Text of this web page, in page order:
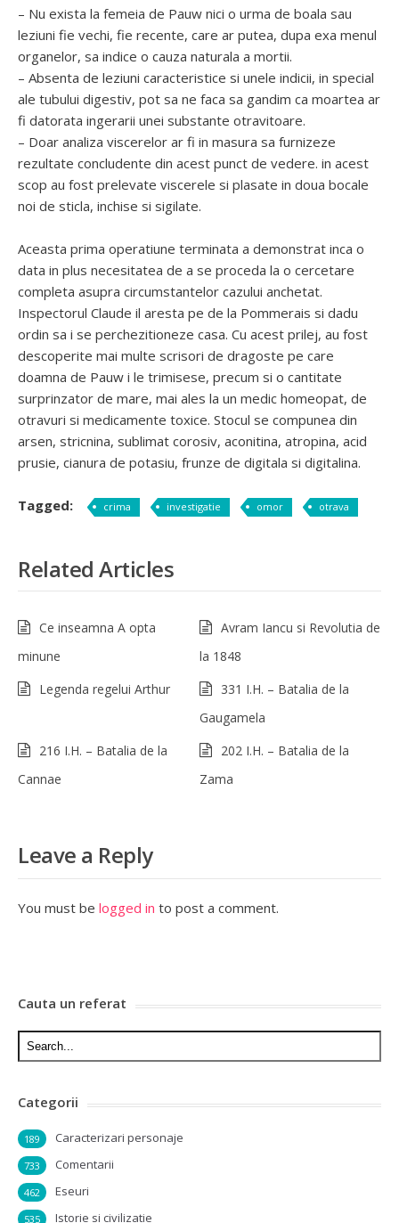
– Nu exista la femeia de Pauw nici o urma de boala sau
leziuni fie vechi, fie recente, care ar putea, dupa exa menul
organelor, sa indice o cauza naturala a mortii.
– Absenta de leziuni caracteristice si unele indicii, in special
ale tubului digestiv, pot sa ne faca sa gandim ca moartea ar
fi datorata ingerarii unei substante otravitoare.
– Doar analiza viscerelor ar fi in masura sa furnizeze
rezultate concludente din acest punct de vedere. in acest
scop au fost prelevate viscerele si plasate in doua bocale
noi de sticla, inchise si sigilate.
Aceasta prima operatiune terminata a demonstrat inca o
data in plus necesitatea de a se proceda la o cercetare
completa asupra circumstantelor cazului anchetat.
Inspectorul Claude il aresta pe de la Pommerais si dadu
ordin sa i se perchezitioneze casa. Cu acest prilej, au fost
descoperite mai multe scrisori de dragoste pe care
doamna de Pauw i le trimisese, precum si o cantitate
surprinzator de mare, mai ales la un medic homeopat, de
otravuri si medicamente toxice. Stocul se compunea din
arsen, stricnina, sublimat corosiv, aconitina, atropina, acid
prusie, cianura de potasiu, frunze de digitala si digitalina.
Tagged: crima investigatie omor otrava
Related Articles
Ce inseamna A opta
minune
Avram Iancu si Revolutia de
la 1848
Legenda regelui Arthur
331 I.H. – Batalia de la
Gaugamela
216 I.H. – Batalia de la
Cannae
202 I.H. – Batalia de la
Zama
Leave a Reply
You must be logged in to post a comment.
Cauta un referat
Categorii
Caracterizari personaje
189
Comentarii
733
Eseuri
462
Istorie si civilizatie
535